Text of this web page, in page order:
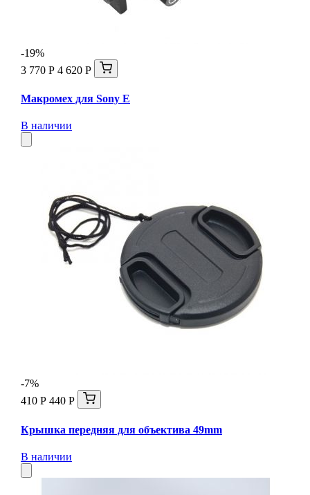
-19%
3 770 Р 4 620 Р
Макромех для Sony E
В наличии
-7%
410 Р 440 Р
Крышка передняя для объектива 49mm
В наличии